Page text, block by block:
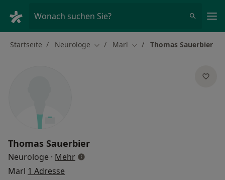
Wonach suchen Sie?
Startseite Neurologe Stadt ändern
Marl Stadt ändern
Thomas Sauerbier
Thomas Sauerbier
Neurologe · Mehrüber Spezialisierungen
Marl 1 Adresse